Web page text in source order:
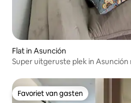
Flat in Asunción
Super uitgeruste plek in
Favoriet van gasten
Favoriet van gasten